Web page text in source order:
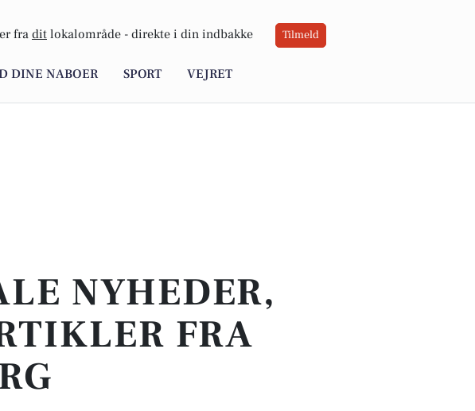
fra dit lokalområde - direkte i din indbakke Tilmeld
DINE NABOER SPORT VEJRET
NYHEDER,
FRA